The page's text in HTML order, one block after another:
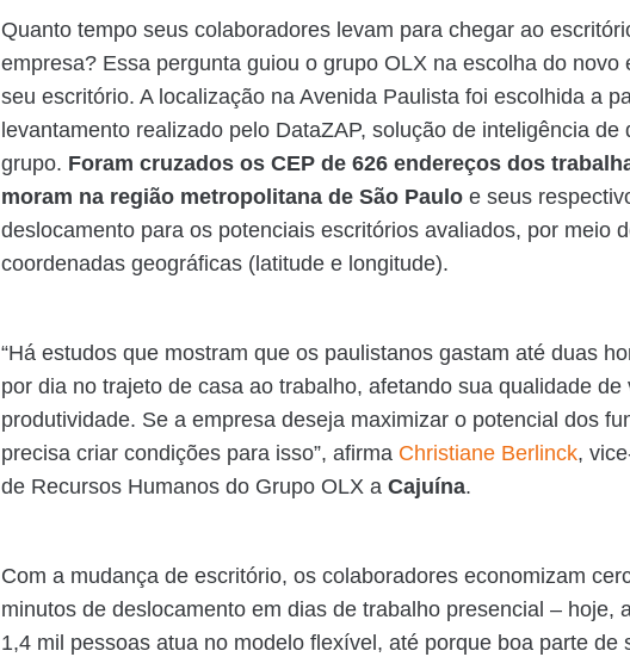
Quanto tempo seus colaboradores levam para chegar ao
empresa? Essa pergunta guiou o grupo OLX na escolha do novo
seu escritório. A localização na Avenida Paulista foi escolhida a
levantamento realizado pelo DataZAP, solução de inteligência de
grupo. Foram cruzados os CEP de 626 endereços dos
moram na região metropolitana de São Paulo e seus
deslocamento para os potenciais escritórios avaliados, por meio
coordenadas geográficas (latitude e longitude).
“Há estudos que mostram que os paulistanos gastam até duas
por dia no trajeto de casa ao trabalho, afetando sua qualidade de
produtividade. Se a empresa deseja maximizar o potencial dos
precisa criar condições para isso”, afirma Christiane Berlinck,
de Recursos Humanos do Grupo OLX a Cajuína.
Com a mudança de escritório, os colaboradores economizam
minutos de deslocamento em dias de trabalho presencial – hoje,
1,4 mil pessoas atua no modelo flexível, até porque boa parte de